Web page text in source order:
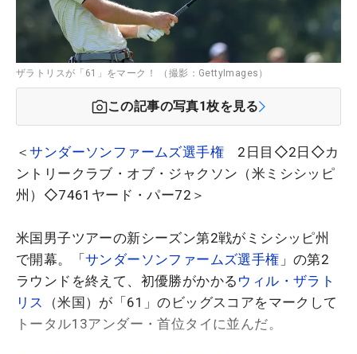
ザラトリスが「61」をマーク！ （撮影：GettyImages）
この記事の写真1枚を見る
＜サンダーソンファームズ選手権 2日目◇2日◇カ
ントリークラブ・オブ・ジャクソン（米ミシシッピ
州）◇7461ヤード・パー72＞
米国男子ツアーの新シーズン第2戦がミシシッピ州
で開幕。「 サンダーソンファームズ選手権 」の第2
ラウンドを終えて、初優勝がかかる ウィル・ザラト
リス
（米国）が「61」のビッグスコアをマークして
トータル13アンダー・首位タイに並んだ。